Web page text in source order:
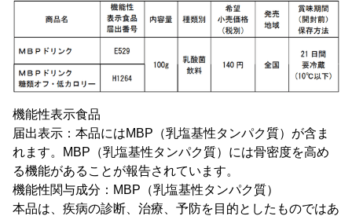
機能性表示食品
届出表示：本品にはMBP（乳塩基性タンパク質）が含ま
れます。MBP（乳塩基性タンパク質）には骨密度を高め
る機能があることが報告されています。
機能性関与成分：MBP（乳塩基性タンパク質）
本品は、疾病の診断、治療、予防を目的としたものではあ